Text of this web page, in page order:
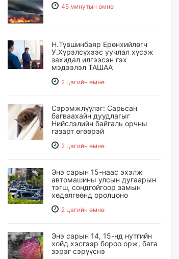
45 минутын өмнө
Н.Түвшинбаяр Ерөнхийлөгч
У.Хүрэлсүхээс уучлал хүсэж
захидал илгээсэн гэх
мэдээлэл ТАШАА
2 цагийн өмнө
Сэрэмжлүүлэг: Сарьсан
багваахайн дуудлагыг
Нийслэлийн байгаль орчны
газарт өгөөрэй
2 цагийн өмнө
Энэ сарын 15-наас эхэлж
автомашины улсын дугаарын
тэгш, сондгойгоор замын
хөдөлгөөнд оролцоно
2 цагийн өмнө
Энэ сарын 14, 15-нд нутгийн
хойд хэсгээр бороо орж, бага
зэрэг сэрүүснэ